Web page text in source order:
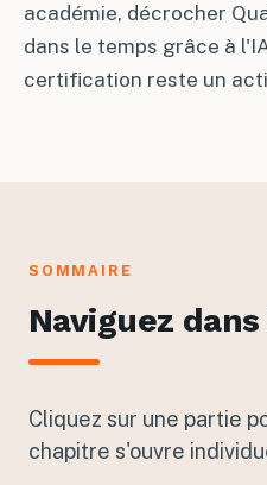
académie, décrocher
dans le temps grâce à
certification reste un
SOMMAIRE
Naviguez
Cliquez sur une partie
chapitre s'ouvre